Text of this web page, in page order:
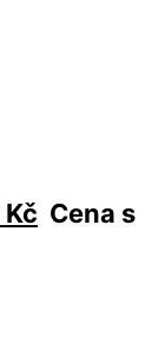
Kč Cena s